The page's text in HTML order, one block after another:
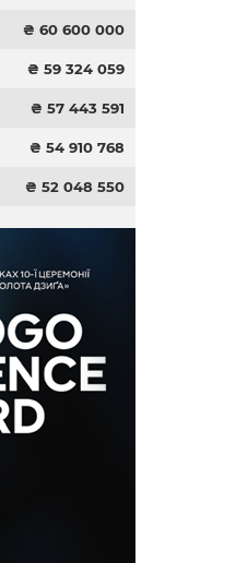
₴ 60 600 000
₴ 59 324 059
₴ 57 443 591
₴ 54 910 768
₴ 52 048 550